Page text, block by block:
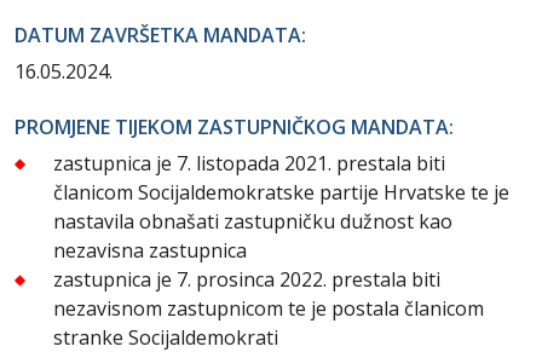
DATUM ZAVRŠETKA MANDATA:
16.05.2024.
PROMJENE TIJEKOM ZASTUPNIČKOG MANDATA:
zastupnica je 7. listopada 2021. prestala biti
članicom Socijaldemokratske partije Hrvatske te je
nastavila obnašati zastupničku dužnost kao
nezavisna zastupnica
zastupnica je 7. prosinca 2022. prestala biti
nezavisnom zastupnicom te je postala članicom
stranke Socijaldemokrati